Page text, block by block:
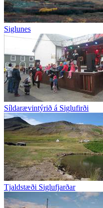
Siglunes
Síldarævintýrið á Siglufirði
Tjaldstæði Siglufjarðar